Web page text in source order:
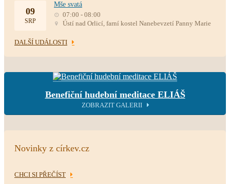
09
SRP
Mše svatá
07:00 - 08:00
Ústí nad Orlicí, farní kostel Nanebevzetí Panny Marie
DALŠÍ UDÁLOSTI
Benefiční hudební meditace ELIÁŠ
ZOBRAZIT GALERII
Novinky z církev.cz
CHCI SI PŘEČÍST